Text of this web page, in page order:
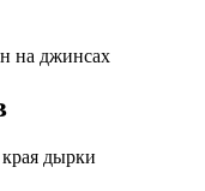
дырки